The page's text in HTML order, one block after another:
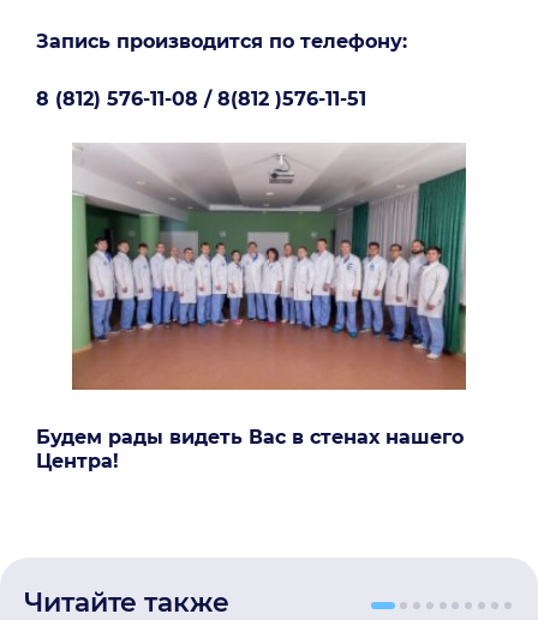
Запись производится по телефону:
8 (812) 576-11-08 / 8(812 )576-11-51
Будем рады видеть Вас в стенах нашего
Центра!
Читайте также